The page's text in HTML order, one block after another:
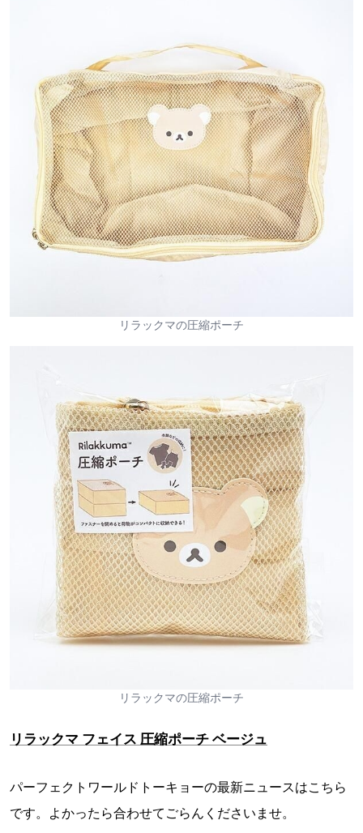
リラックマの圧縮ポーチ
リラックマの圧縮ポーチ
リラックマ フェイス 圧縮ポーチ ベージュ
パーフェクトワールドトーキョーの最新ニュースはこちら
です。よかったら合わせてごらんくださいませ。